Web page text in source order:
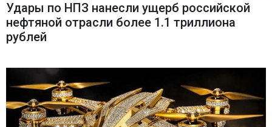
Удары по НПЗ нанесли ущерб российской
нефтяной отрасли более 1.1 триллиона
рублей